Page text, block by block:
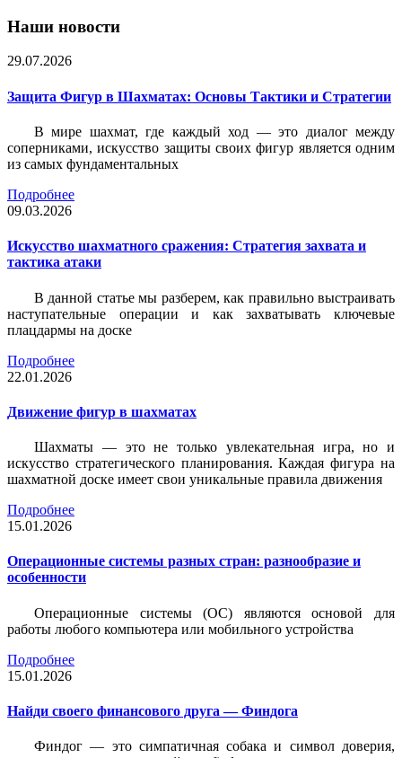
Наши новости
29.07.2026
Защита Фигур в Шахматах: Основы Тактики и Стратегии
В мире шахмат, где каждый ход — это диалог между
соперниками, искусство защиты своих фигур является одним
из самых фундаментальных
Подробнее
09.03.2026
Искусство шахматного сражения: Стратегия захвата и
тактика атаки
В данной статье мы разберем, как правильно выстраивать
наступательные операции и как захватывать ключевые
плацдармы на доске
Подробнее
22.01.2026
Движение фигур в шахматах
Шахматы — это не только увлекательная игра, но и
искусство стратегического планирования. Каждая фигура на
шахматной доске имеет свои уникальные правила движения
Подробнее
15.01.2026
Операционные системы разных стран: разнообразие и
особенности
Операционные системы (ОС) являются основой для
работы любого компьютера или мобильного устройства
Подробнее
15.01.2026
Найди своего финансового друга — Финдога
Финдог — это симпатичная собака и символ доверия,